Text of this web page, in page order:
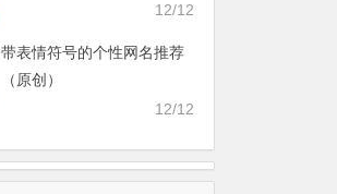
12/12
带表情符号的个性网名推荐
（原创）
12/12